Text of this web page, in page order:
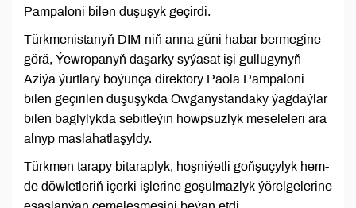
Pampaloni bilen duşuşyk geçirdi.
Türkmenistanyň DIM-niň anna güni habar bermegine
görä, Ýewropanyň daşarky syýasat işi gullugynyň
Aziýa ýurtlary boýunça direktory Paola Pampaloni
bilen geçirilen duşuşykda Owganystandaky ýagdaýlar
bilen baglylykda sebitleýin howpsuzlyk meseleleri ara
alnyp maslahatlaşyldy.
Türkmen tarapy bitaraplyk, hoşniýetli goňşuçylyk hem-
de döwletleriň içerki işlerine goşulmazlyk ýörelgelerine